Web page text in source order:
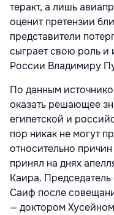
теракт, а лишь
оценит претензии
представители
сыграет свою роль и
России Владимиру
По данным
оказать решающее
египетской и
пор никак не могут
относительно
принял на днях
Каира.
Саиф после
— доктором